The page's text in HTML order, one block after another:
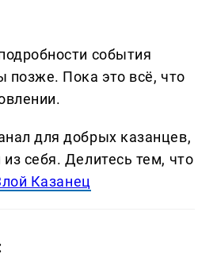
события
позже. Пока это всё, что
для добрых казанцев,
себя. Делитеcь тем, что
Казанец